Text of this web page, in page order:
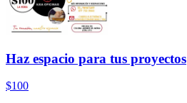
Haz espacio para tus proyectos
$100